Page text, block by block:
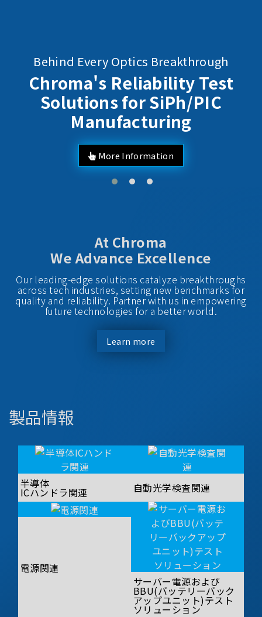
Behind Every Optics Breakthrough
Chroma's Reliability Test
Solutions for SiPh/PIC
Manufacturing
More Information
At Chroma
We Advance Excellence
Our leading-edge solutions catalyze breakthroughs
across tech industries, setting new benchmarks for
quality and reliability. Partner with us in empowering
future technologies for a better world.
Learn more
製品情報
半導体
ICハンドラ関連 自動光学検査関連
電源関連
サーバー電源および
BBU(バッテリーバック
アップユニット)テスト
ソリューション